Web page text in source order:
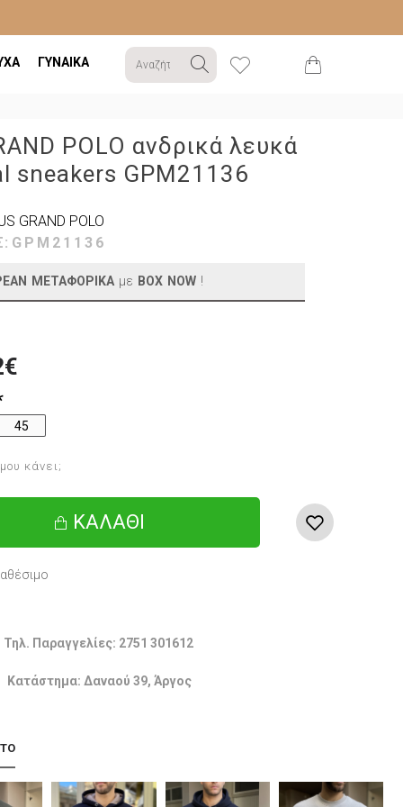
ΓΥΝΑΙΚΑ
POLO ανδρικά λευκά
sneakers GPM21136
ΜΕΤΑΦΟΡΙΚΑ με BOX NOW !
GRAND POLO
GPM21136
45
ΚΑΛΆΘΙ
κάνει;
Τηλ. Παραγγελίες: 2751 301612
Κατάστημα: Δαναού 39, Άργος